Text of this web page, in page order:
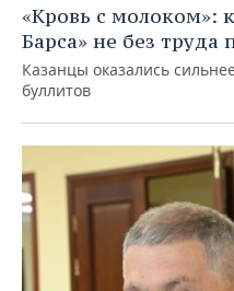
«Кровь с молоком»:
Барса» не без
Казанцы оказались
буллитов